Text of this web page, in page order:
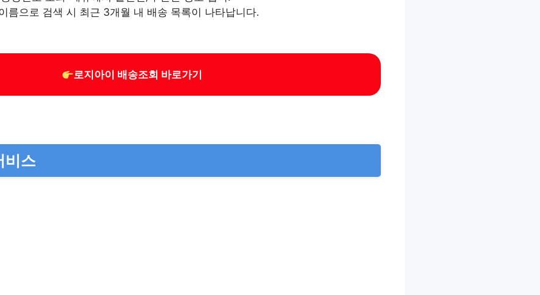
름으로 검색 시 최근 3개월 내 배송 목록이 나타납니다.
로지아이 배송조회 바로가기
비스